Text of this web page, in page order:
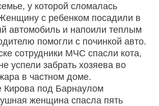
у которой сломалась
с ребенком посадили в
автомобиль и напоили теплым
помогли с починкой авто.
сотрудники МЧС спасли кота,
успели забрать хозяева во
в частном доме.
Кирова под Барнаулом
женщина спасла пять